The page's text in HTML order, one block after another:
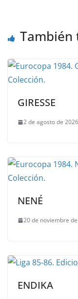
También
GIRESSE
2 de agosto de 2026
NENÉ
20 de noviembre
ENDIKA